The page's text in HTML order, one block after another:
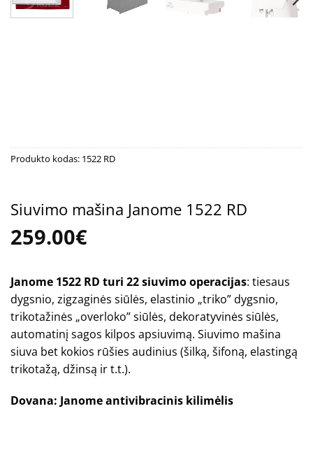
Produkto kodas: 1522 RD
Siuvimo mašina Janome 1522 RD
259.00€
Janome 1522 RD turi 22 siuvimo operacijas: tiesaus
dygsnio, zigzaginės siūlės, elastinio „triko” dygsnio,
trikotažinės „overloko” siūlės, dekoratyvinės siūlės,
automatinį sagos kilpos apsiuvimą. Siuvimo mašina
siuva bet kokios rūšies audinius (šilką, šifoną, elastingą
trikotažą, džinsą ir t.t.).
Dovana: Janome antivibracinis kilimėlis